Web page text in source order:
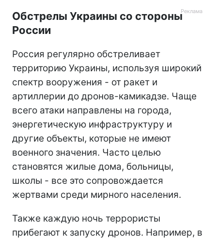
Обстрелы Украины со стороны
России
Россия регулярно обстреливает
территорию Украины, используя широкий
спектр вооружения - от ракет и
артиллерии до дронов-камикадзе. Чаще
всего атаки направлены на города,
энергетическую инфраструктуру и
другие объекты, которые не имеют
военного значения. Часто целью
становятся жилые дома, больницы,
школы - все это сопровождается
жертвами среди мирного населения.
Также каждую ночь террористы
прибегают к запуску дронов. Например, в